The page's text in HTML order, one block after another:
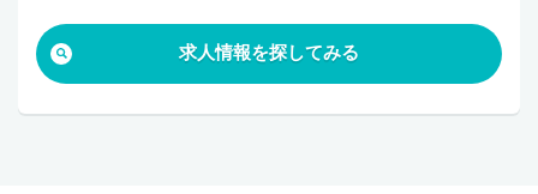
求人情報を探してみる